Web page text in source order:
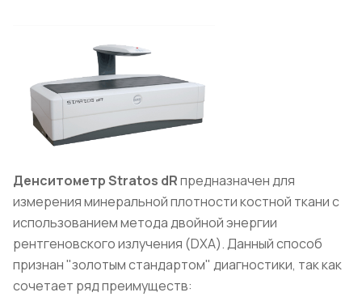
Денситометр Stratos dRпредназначен для
измерения минеральной плотности костной ткани с
использованием метода двойной энергии
рентгеновского излучения (DXA). Данный способ
признан "золотым стандартом" диагностики, так как
сочетает ряд преимуществ: